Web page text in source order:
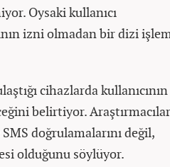
Oysaki kullanıcı
izni olmadan bir dizi
cihazlarda kullanıcının
belirtiyor.
doğrulamalarını değil,
olduğunu söylüyor.